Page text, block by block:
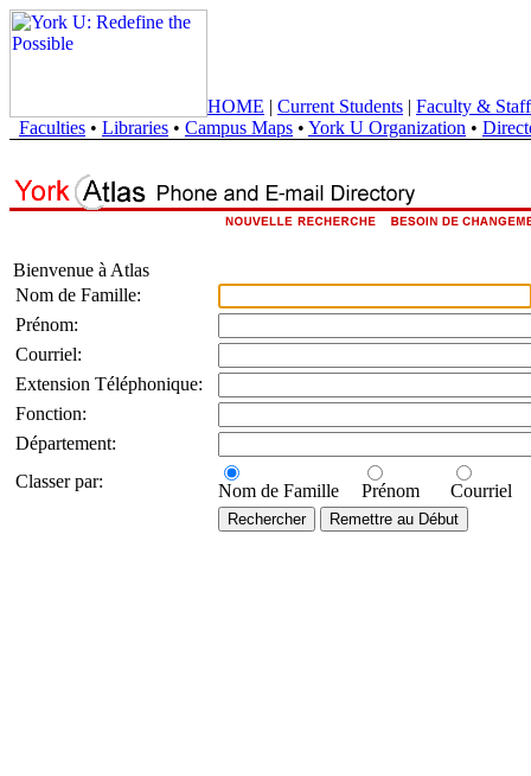
HOME | Current Students | Faculty & Staff
Faculties • Libraries • Campus Maps • York U Organization •
Bienvenue à Atlas
Nom de Famille:
Prénom:
Courriel:
Extension Téléphonique:
Fonction:
Département:
Classer par:
Nom de Famille Prénom Courriel